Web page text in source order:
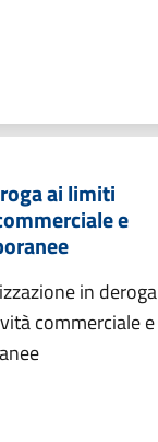
ai limiti
e
in deroga
commerciale e